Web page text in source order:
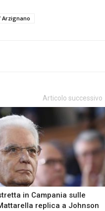
Arzignano
Articolo successivo
in Campania sulle
replica a Johnson